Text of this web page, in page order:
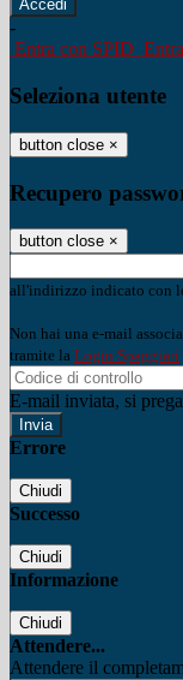
-
Entra con SPID
Seleziona utente
button close ×
Recupero
button close ×
all'indirizzo indicato con
Non hai una e-mail
tramite la Login Spaggiari
E-mail inviata, si
Errore
Chiudi
Successo
Chiudi
Informazione
Chiudi
Attendere...
Attendere il